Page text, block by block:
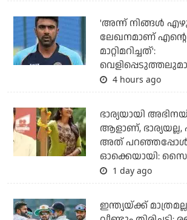
'അന്ന് നിങ്ങള്‍
ലേഖനമാണ് എന്റെ
മാറ്റിമറിച്ചത്':
4 hours ago
ഭാര്യയായി
ആളാണ്, ഭാര്യയല്ല,
അത്
ഓക്കെയായി:
1 day ago
ഇന്ത്യയ്ക്ക്